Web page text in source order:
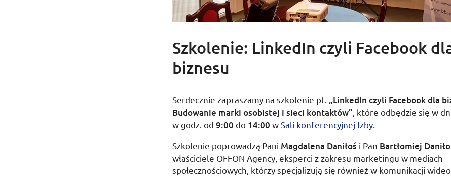
Szkolenie: LinkedIn czyli Facebook
biznesu
Serdecznie zapraszamy na szkolenie pt. „LinkedIn czyli Facebook dla
Budowanie marki osobistej i sieci kontaktów” , które odbędzie się w
wgodz. od 9:00 do 14:00 wSali konferencyjnej Izby
Szkolenie poprowadzą Pani Magdalena Daniłoś i Pan Bartłomiej
właściciele OFFON Agency, eksperci z zakresu marketingu w mediach
społecznościowych, którzy specjalizują się również w komunikacji